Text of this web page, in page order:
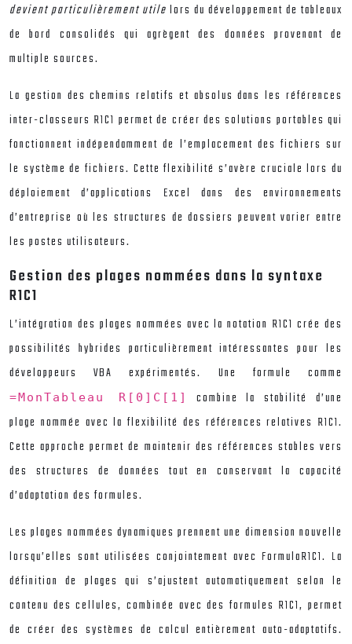
devient particulièrement utile lors du développement de tableaux
de bord consolidés qui agrègent des données provenant de
multiple sources.
La gestion des chemins relatifs et absolus dans les références
inter-classeurs R1C1 permet de créer des solutions portables qui
fonctionnent indépendamment de l’emplacement des fichiers sur
le système de fichiers. Cette flexibilité s’avère cruciale lors du
déploiement d’applications Excel dans des environnements
d’entreprise où les structures de dossiers peuvent varier entre
les postes utilisateurs.
Gestion des plages nommées dans la syntaxe
R1C1
L’intégration des plages nommées avec la notation R1C1 crée des
possibilités hybrides particulièrement intéressantes pour les
développeurs VBA expérimentés. Une formule comme
=MonTableau R[0]C[1]
combine la stabilité d’une
plage nommée avec la flexibilité des références relatives R1C1.
Cette approche permet de maintenir des références stables vers
des structures de données tout en conservant la capacité
d’adaptation des formules.
Les plages nommées dynamiques prennent une dimension nouvelle
lorsqu’elles sont utilisées conjointement avec FormulaR1C1. La
définition de plages qui s’ajustent automatiquement selon le
contenu des cellules, combinée avec des formules R1C1, permet
de créer des systèmes de calcul entièrement auto-adaptatifs.